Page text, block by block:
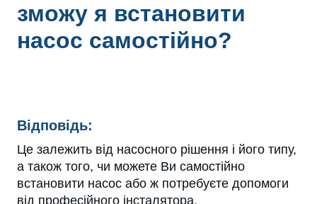
зможу я встановити
насос самостійно?
Відповідь:
Це залежить від насосного рішення і його типу,
а також того, чи можете Ви самостійно
встановити насос або ж потребуєте допомоги
від професійного інсталятора.